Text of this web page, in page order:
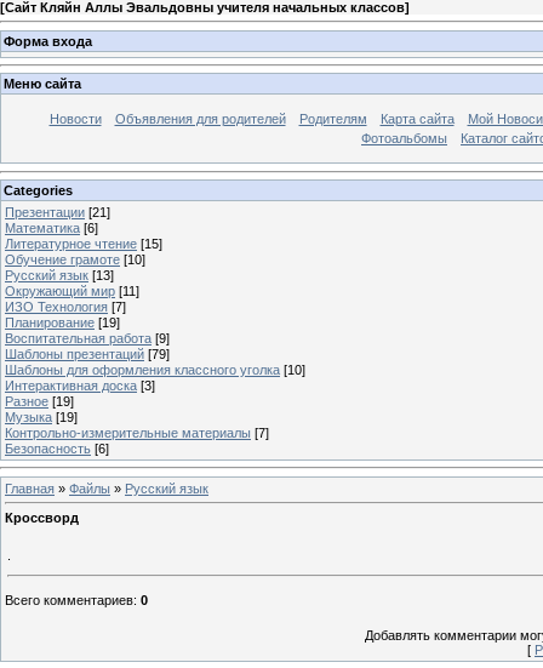
[Сайт Кляйн Аллы Эвальдовны учителя начальных классов]
Форма входа
Меню сайта
Новости Объявления для родителей Родителям Карта сайта
Мой
Фотоальбомы
Каталог
Categories
Презентации [21]
Математика [6]
Литературное чтение [15]
Обучение грамоте [10]
Русский язык [13]
Окружающий мир [11]
ИЗО Технология [7]
Планирование [19]
Воспитательная работа [9]
Шаблоны презентаций [79]
Шаблоны для оформления классного уголка [10]
Интерактивная доска [3]
Разное [19]
Музыка [19]
Контрольно-измерительные материалы [7]
Безопасность [6]
Главная » Файлы » Русский язык
Кроссворд
Всего комментариев: 0
Добавлять комментарии
[